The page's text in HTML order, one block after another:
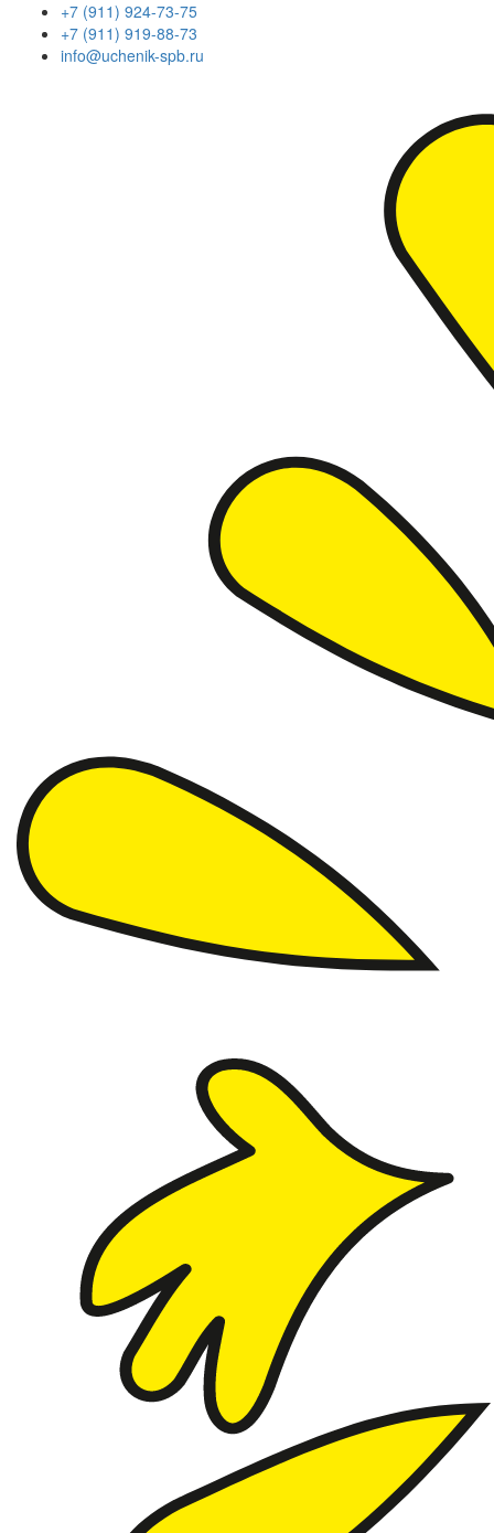
+7 (911) 924-73-75
+7 (911) 919-88-73
info@uchenik-spb.ru